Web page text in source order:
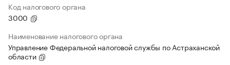
Код налогового органа
3000
Наименование налогового органа
Управление Федеральной налоговой службы по Астраханской
области